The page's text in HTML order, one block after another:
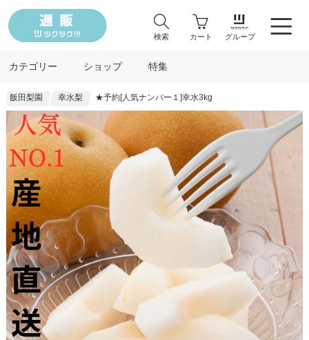
検索 カート グループ
カテゴリー ショップ 特集
飯田梨園 幸水梨 ★予約[人気ナンバー１]幸水3kg